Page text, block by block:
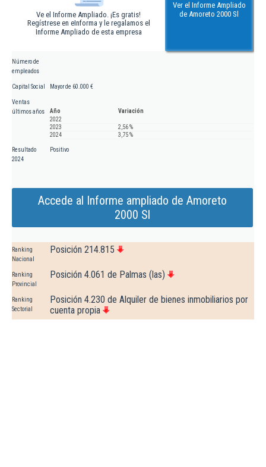
Ve el Informe Ampliado. ¡Es gratis!
Regístrese en eInforma y le regalamos el
Informe Ampliado de esta empresa
Ver el Informe Ampliado
de Amoreto 2000 Sl
Número de
empleados
Capital Social Mayor de 60.000 €
Ventas
últimos años
Año
Variación
2022
2023
2,56 %
2024
3,75 %
Resultado
2024
Positivo
Accede al Informe ampliado de Amoreto
2000 Sl
Ranking
Nacional
Posición 214.815
Ranking
Provincial
Posición 4.061 de Palmas (las)
Ranking
Sectorial
Posición 4.230 de Alquiler de bienes inmobiliarios por
cuenta propia